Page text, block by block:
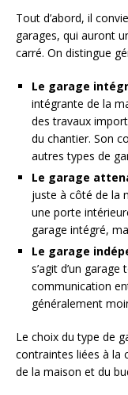
Tout d’abord, il
garages, qui auront
carré. On distingue
Le garage
intégrante de la
des travaux
du chantier. Son
autres types de
Le garage
juste à côté de la
une porte
garage intégré,
Le garage
s’agit d’un
communication
généralement
Le choix du type de
contraintes liées à la
de la maison et du